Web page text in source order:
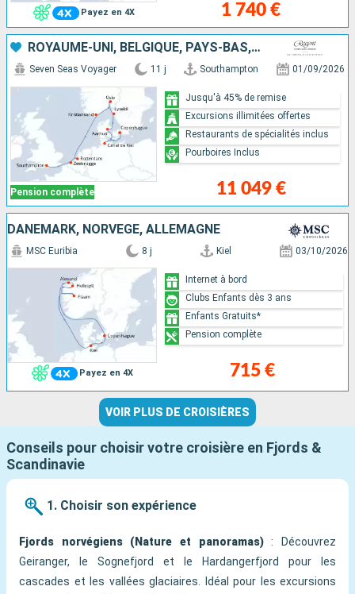
Payez en 4X 1 740 €
ROYAUME-UNI, BELGIQUE, PAYS-BAS, NORVÈGE, SUÈDE, ALLEMAGNE, DANEMARK
Pension complète
Seven Seas Voyager 11 j Southampton 01/09/2026
11 049 €
Jusqu'à 45% de remise
Excursions illimitées offertes
Restaurants de spécialités inclus
Pourboires Inclus
DANEMARK, NORVÈGE, ALLEMAGNE
Payez en 4X
MSC Euribia 8 j Kiel 03/10/2026
715 €
Internet à bord
Clubs Enfants dès 3 ans
Enfants Gratuits*
Pension complète
VOIR PLUS DE CROISIÈRES
Conseils pour choisir votre croisière en Fjords &
Scandinavie
1. Choisir son expérience
Fjords norvégiens (Nature et panoramas): Découvrez
Geiranger, le Sognefjord et le Hardangerfjord pour les
cascades et les vallées glaciaires. Idéal pour les excursions